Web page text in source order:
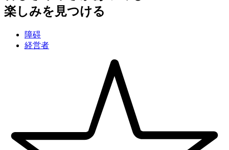
楽しみを見つける
障碍
経営者